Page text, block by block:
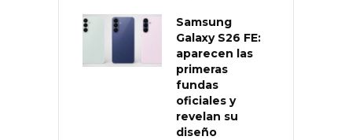
Samsung
Galaxy S26 FE:
aparecen las
primeras
fundas
oficiales y
revelan su
diseño